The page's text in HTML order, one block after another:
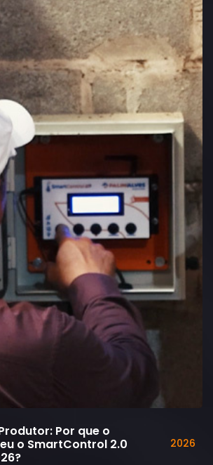
Por que o
o SmartControl 2.0
2026